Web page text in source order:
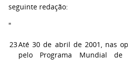
seguinte redação:
"
23Até 30 de abril de 2001, nas
pelo Programa Mundial de